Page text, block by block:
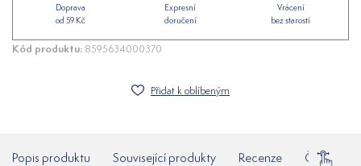
Doprava
od 59 Kč
Expresní
doručení
Vrácení
bez starostí
Kód produktu: 8595634000370
Přidat k oblíbeným
Popis produktu Související produkty Recenze Často